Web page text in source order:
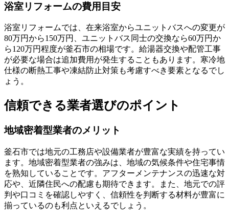
浴室リフォームの費用目安
浴室リフォームでは、在来浴室からユニットバスへの変更が
80万円から150万円、ユニットバス同士の交換なら60万円か
ら120万円程度が釜石市の相場です。給湯器交換や配管工事
が必要な場合は追加費用が発生することもあります。寒冷地
仕様の断熱工事や凍結防止対策も考慮すべき要素となるでし
ょう。
信頼できる業者選びのポイント
地域密着型業者のメリット
釜石市では地元の工務店や設備業者が豊富な実績を持ってい
ます。地域密着型業者の強みは、地域の気候条件や住宅事情
を熟知していることです。アフターメンテナンスの迅速な対
応や、近隣住民への配慮も期待できます。また、地元での評
判や口コミを確認しやすく、信頼性を判断する材料が豊富に
揃っているのも利点といえるでしょう。